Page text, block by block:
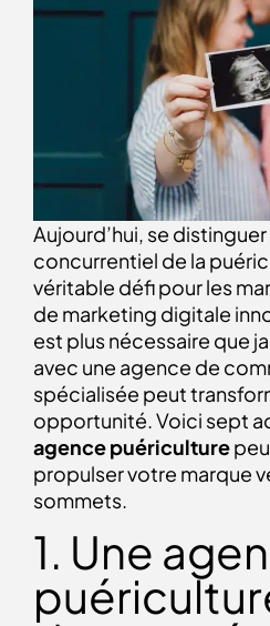
Aujourd’hui, se
concurrentiel de la
véritable défi pour les
de marketing digitale
est plus nécessaire que
avec une agence de
spécialisée peut
opportunité. Voici sept
agence puériculture
propulser votre marque
sommets.
1. Une